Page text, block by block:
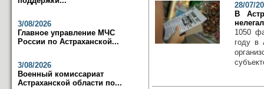
3/08/2026
Главное управление МЧС
России по Астраханской...
3/08/2026
Военный комиссариат
Астраханской области по...
28/07/
В
1050
году в